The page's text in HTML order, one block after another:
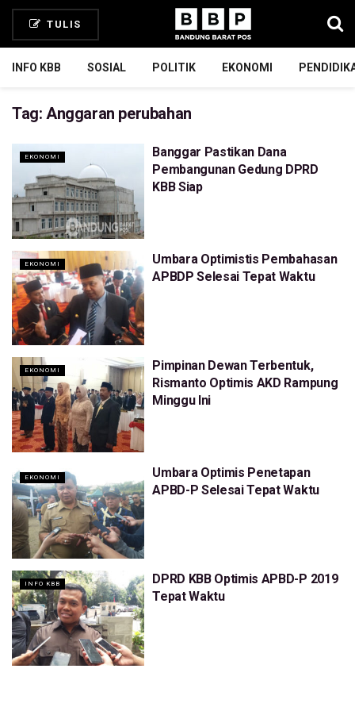
TULIS
INFO KBB SOSIAL POLITIK EKONOMI
Tag: Anggaran perubahan
EKONOMI
Banggar Pastikan Dana
Pembangunan Gedung DPRD
KBB Siap
EKONOMI
Umbara Optimistis Pembahasan
APBDP Selesai Tepat Waktu
EKONOMI
Pimpinan Dewan Terbentuk,
Rismanto Optimis AKD Rampung
Minggu Ini
EKONOMI
Umbara Optimis Penetapan
APBD-P Selesai Tepat Waktu
INFO KBB
DPRD KBB Optimis APBD-P 2019
Tepat Waktu